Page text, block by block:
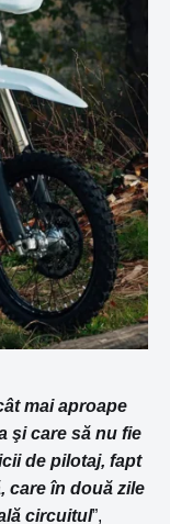
mai aproape
şi care să nu fie
de pilotaj, fapt
care în două zile
circuitul”,